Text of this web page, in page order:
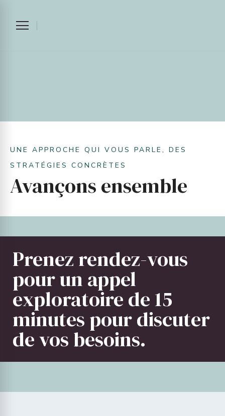
UNE APPROCHE QUI VOUS PARLE, DES
STRATÉGIES CONCRÈTES
Avançons ensemble
Prenez rendez-vous
pour un appel
exploratoire de 15
minutes pour discuter
de vos besoins.